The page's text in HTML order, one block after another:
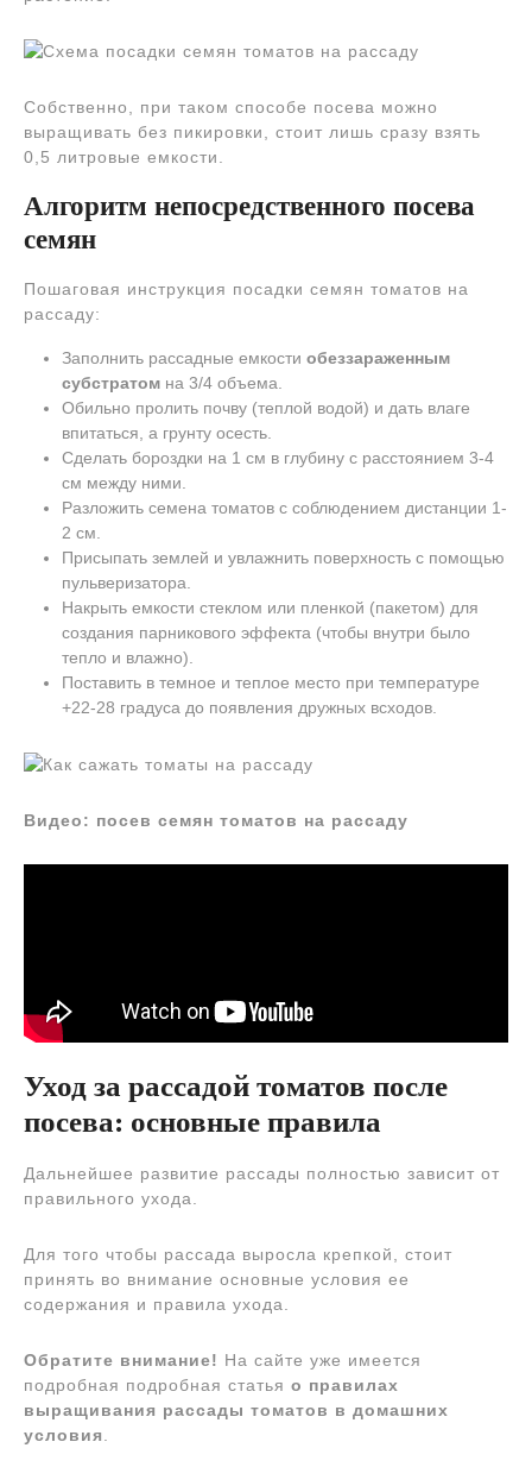
Собственно, при таком способе посева можно
выращивать без пикировки, стоит лишь сразу взять
0,5 литровые емкости.
Алгоритм непосредственного посева
семян
Пошаговая инструкция посадки семян томатов на
рассаду:
Заполнить рассадные емкости обеззараженным
субстратом на 3/4 объема.
Обильно пролить почву (теплой водой) и дать влаге
впитаться, а грунту осесть.
Сделать бороздки на 1 см в глубину с расстоянием 3-4
см между ними.
Разложить семена томатов с соблюдением дистанции 1-
2 см.
Присыпать землей и увлажнить поверхность с помощью
пульверизатора.
Накрыть емкости стеклом или пленкой (пакетом) для
создания парникового эффекта (чтобы внутри было
тепло и влажно).
Поставить в темное и теплое место при температуре
+22-28 градуса до появления дружных всходов.
Видео: посев семян томатов на рассаду
Уход за рассадой томатов после
посева: основные правила
Дальнейшее развитие рассады полностью зависит от
правильного ухода.
Для того чтобы рассада выросла крепкой, стоит
принять во внимание основные условия ее
содержания и правила ухода.
Обратите внимание! На сайте уже имеется
подробная подробная статья о правилах
выращивания рассады томатов в домашних
условия